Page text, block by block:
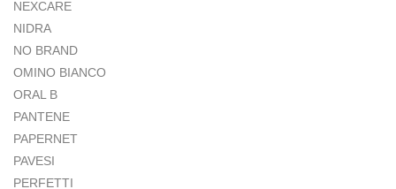
NEXCARE
NIDRA
NO BRAND
OMINO BIANCO
ORAL B
PANTENE
PAPERNET
PAVESI
PERFETTI